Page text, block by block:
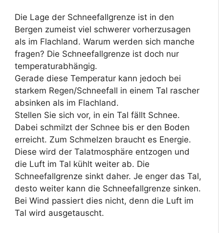
Die Lage der Schneefallgrenze ist in den
Bergen zumeist viel schwerer vorherzusagen
als im Flachland. Warum werden sich manche
fragen? Die Schneefallgrenze ist doch nur
temperaturabhängig.
Gerade diese Temperatur kann jedoch bei
starkem Regen/Schneefall in einem Tal rascher
absinken als im Flachland.
Stellen Sie sich vor, in ein Tal fällt Schnee.
Dabei schmilzt der Schnee bis er den Boden
erreicht. Zum Schmelzen braucht es Energie.
Diese wird der Talatmosphäre entzogen und
die Luft im Tal kühlt weiter ab. Die
Schneefallgrenze sinkt daher. Je enger das Tal,
desto weiter kann die Schneefallgrenze sinken.
Bei Wind passiert dies nicht, denn die Luft im
Tal wird ausgetauscht.